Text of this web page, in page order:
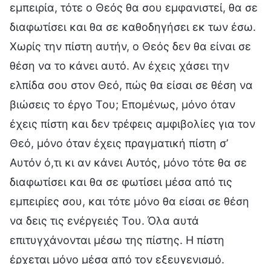
εμπειρία, τότε ο Θεός θα σου εμφανιστεί, θα σε
διαφωτίσει και θα σε καθοδηγήσει εκ των έσω.
Χωρίς την πίστη αυτήν, ο Θεός δεν θα είναι σε
θέση να το κάνει αυτό. Αν έχεις χάσει την
ελπίδα σου στον Θεό, πώς θα είσαι σε θέση να
βιώσεις το έργο Του; Επομένως, μόνο όταν
έχεις πίστη και δεν τρέφεις αμφιβολίες για τον
Θεό, μόνο όταν έχεις πραγματική πίστη σ’
Αυτόν ό,τι κι αν κάνει Αυτός, μόνο τότε θα σε
διαφωτίσει και θα σε φωτίσει μέσα από τις
εμπειρίες σου, και τότε μόνο θα είσαι σε θέση
να δεις τις ενέργειές Του. Όλα αυτά
επιτυγχάνονται μέσω της πίστης. Η πίστη
έρχεται μόνο μέσα από τον εξευγενισμό.